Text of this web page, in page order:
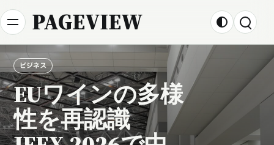
Skip to contentPAGEVIEW
ビジネス
EUワインの多様
性を再認識